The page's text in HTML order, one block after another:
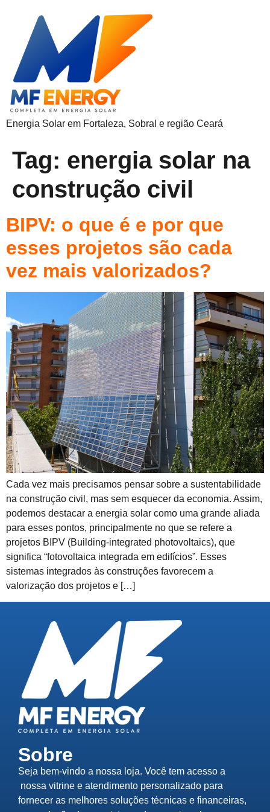
Energia Solar em Fortaleza, Sobral e região Ceará
Tag: energia solar na
construção civil
BIPV: o que é e por que
esses projetos são cada
vez mais valorizados?
Cada vez mais precisamos pensar sobre a sustentabilidade
na construção civil, mas sem esquecer da economia. Assim,
podemos destacar a energia solar como uma grande aliada
para esses pontos, principalmente no que se refere a
projetos BIPV (Building-integrated photovoltaics), que
significa “fotovoltaica integrada em edifícios”. Esses
sistemas integrados às construções favorecem a
valorização dos projetos e […]
Sobre
Seja bem-vindo a nossa loja. Você tem acesso a
nossa vitrine e atendimento personalizado para
fornecer as melhores soluções técnicas e financeiras,